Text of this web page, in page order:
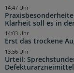
Klarheit soll es in
14:47 Uhr
Erst das trockene
14:03 Uhr
Urteil:
Defekturarzneimittel
13:56 Uhr